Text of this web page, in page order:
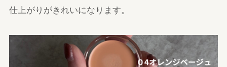
仕上がりがきれいになります。